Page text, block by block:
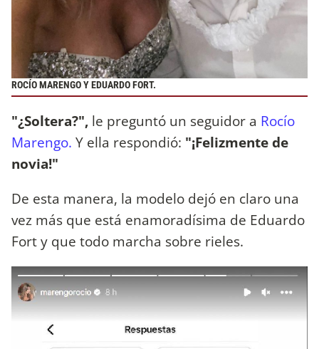
ROCÍO MARENGO Y EDUARDO FORT.
"¿Soltera?", le preguntó un seguidor a Rocío
Marengo. Y ella respondió: "¡Felizmente de
novia!"
De esta manera, la modelo dejó en claro una
vez más que está enamoradísima de Eduardo
Fort y que todo marcha sobre rieles.